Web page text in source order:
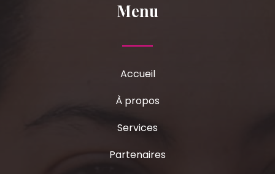
Menu
Accueil
À propos
Services
Partenaires